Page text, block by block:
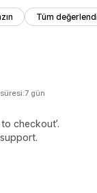
Tüm
checkout’.
gün